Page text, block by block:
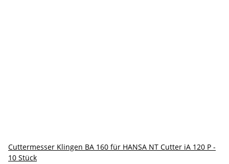
Cuttermesser Klingen BA 160 für HANSA NT Cutter iA 120 P -
10 Stück